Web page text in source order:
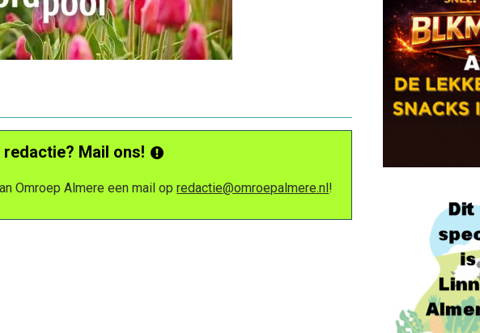
Mail ons!
Omroep Almere een mail opredactie@omroepalmere.nl!